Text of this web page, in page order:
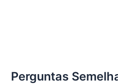
Perguntas